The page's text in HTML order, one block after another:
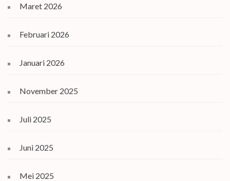
Maret 2026
Februari 2026
Januari 2026
November 2025
Juli 2025
Juni 2025
Mei 2025